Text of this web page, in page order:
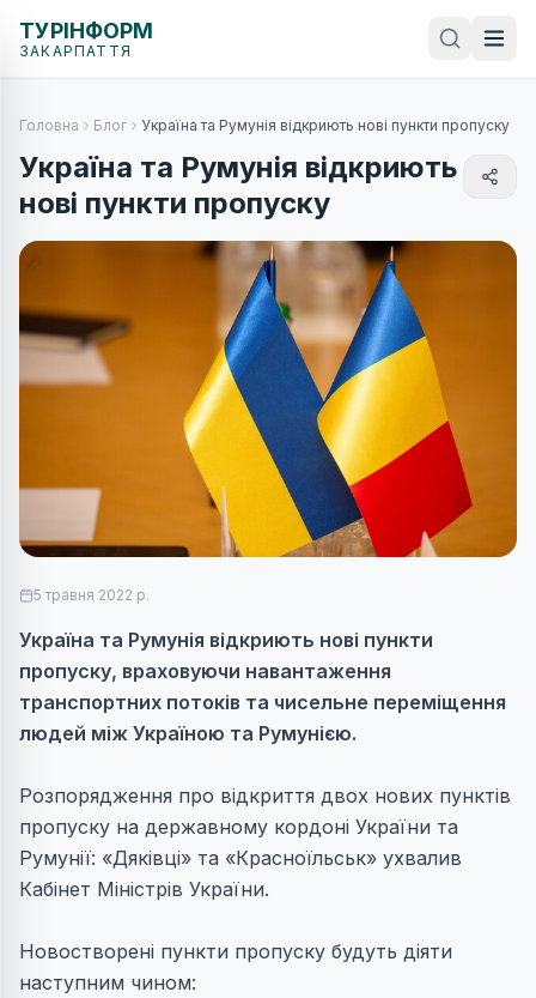
ТУРІНФОРМ
ЗАКАРПАТТЯ
Головна Блог Україна та Румунія відкриють нові пункти пропуску
Україна та Румунія відкриють
нові пункти пропуску
5 травня 2022 р.
Україна та Румунія відкриють нові пункти
пропуску, враховуючи навантаження
транспортних потоків та чисельне переміщення
людей між Україною та Румунією.
Розпорядження про відкриття двох нових пунктів
пропуску на державному кордоні України та
Румунії: «Дяківці» та «Красноїльськ» ухвалив
Кабінет Міністрів України.
Новостворені пункти пропуску будуть діяти
наступним чином: